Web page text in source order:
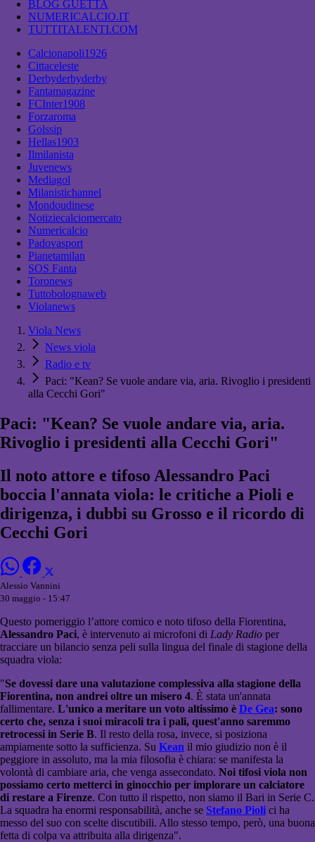
BLOG GUETTA
NUMERICALCIO.IT
TUTTITALENTI.COM
Calcionapoli1926
Cittaceleste
Derbyderbyderby
Fantamagazine
FCInter1908
Forzaroma
Golssip
Hellas1903
Ilmilanista
Juvenews
Mediagol
Milanistichannel
Mondoudinese
Notiziecalciomercato
Numericalcio
Padovasport
Pianetamilan
SOS Fanta
Toronews
Tuttobolognaweb
Violanews
Viola News
News viola
Radio e tv
Paci: "Kean? Se vuole andare via, aria. Rivoglio i presidenti
alla Cecchi Gori"
Paci: "Kean? Se vuole andare via, aria.
Rivoglio i presidenti alla Cecchi Gori"
Il noto attore e tifoso Alessandro Paci
boccia l'annata viola: le critiche a Pioli e
dirigenza, i dubbi su Grosso e il ricordo di
Cecchi Gori
Alessio Vannini
30 maggio - 15:47
Questo pomeriggio l’attore comico e noto tifoso della Fiorentina,
Alessandro Paci, è intervenuto ai microfoni di Lady Radio per
tracciare un bilancio senza peli sulla lingua del finale di stagione della
squadra viola:
"Se dovessi dare una valutazione complessiva alla stagione della
Fiorentina, non andrei oltre un misero 4. È stata un'annata
fallimentare. L'unico a meritare un voto altissimo è De Gea: sono
certo che, senza i suoi miracoli tra i pali, quest'anno saremmo
retrocessi in Serie B. Il resto della rosa, invece, si posiziona
ampiamente sotto la sufficienza. Su Kean il mio giudizio non è il
peggiore in assoluto, ma la mia filosofia è chiara: se manifesta la
volontà di cambiare aria, che venga assecondato. Noi tifosi viola non
possiamo certo metterci in ginocchio per implorare un calciatore
di restare a Firenze. Con tutto il rispetto, non siamo il Bari in Serie C.
La squadra ha enormi responsabilità, anche se Stefano Pioli ci ha
messo del suo con scelte discutibili. Allo stesso tempo, però, una buona
fetta di colpa va attribuita alla dirigenza".